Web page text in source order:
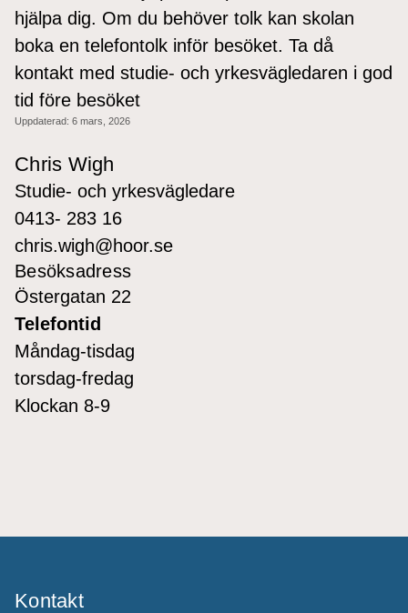
hjälpa dig. Om du behöver tolk kan skolan
boka en telefontolk inför besöket. Ta då
kontakt med studie- och yrkesvägledaren i god
tid före besöket
Uppdaterad: 6 mars, 2026
Chris Wigh
Studie- och yrkesvägledare
0413- 283 16
chris.wigh@hoor.se
Besöksadress
Östergatan 22
Telefontid
Måndag-tisdag
torsdag-fredag
Klockan 8-9
Kontakt